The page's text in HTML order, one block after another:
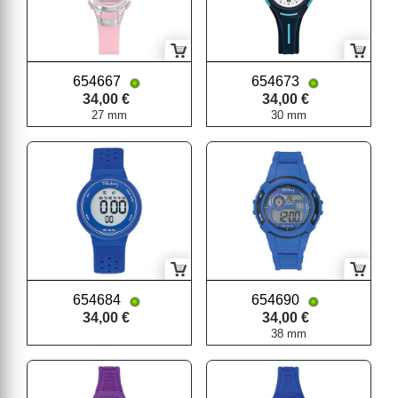
654667
34,00 €
27 mm
654673
34,00 €
30 mm
654684
34,00 €
654690
34,00 €
38 mm